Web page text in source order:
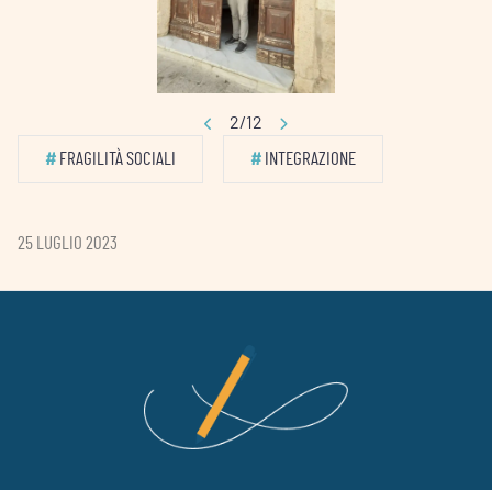
2/12
# FRAGILITÀ SOCIALI # INTEGRAZIONE
25 LUGLIO 2023